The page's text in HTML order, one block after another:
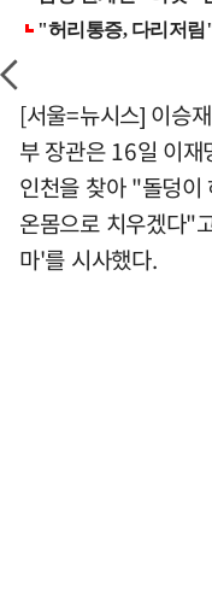
[서울=뉴시스] 이승
부 장관은 16일 이재
인천을 찾아 "돌덩이
온몸으로 치우겠다"
마'를 시사했다.